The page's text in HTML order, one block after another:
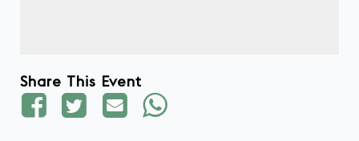
Share This Event